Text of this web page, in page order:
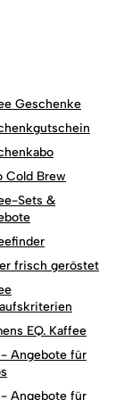
Geschenke
Cold Brew
Sets &
frisch geröstet
EQ. Kaffee
- Angebote für
- Angebote für